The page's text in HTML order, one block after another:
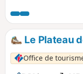
Le Plateau
Office de